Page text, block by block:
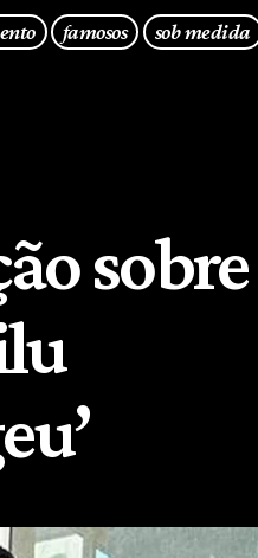
famosos sob medida
sobre